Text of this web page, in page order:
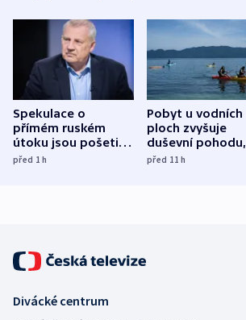
Spekulace o
přímém ruském
útoku jsou pošetilé,
míní estonský
před 1h
Pobyt u vodních
ploch zvyšuje
duševní pohodu,
ukázala
před 11h
Divácké centrum